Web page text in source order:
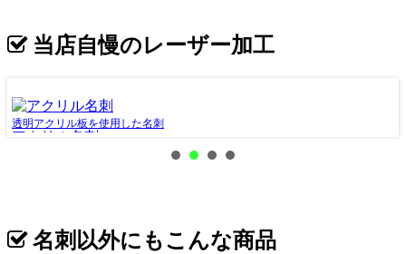
当店自慢のレーザー加工
透明アクリル板を使用した名刺
アクリル名刺
名刺以外にもこんな商品